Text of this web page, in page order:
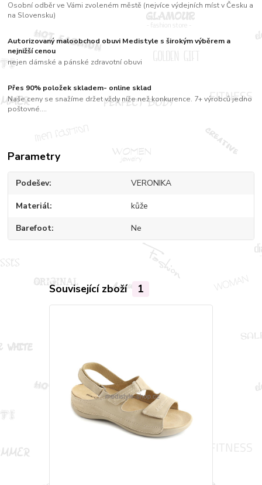
Osobní odběr ve Vámi zvoleném městě (nejvíce výdejních míst v Česku a
na Slovensku)
Autorizovaný maloobchod obuvi Medistyle s širokým výběrem a
nejnižší cenou
nejen dámské a pánské zdravotní obuvi
Přes 90% položek skladem- online sklad
Naše ceny se snažíme držet vždy níže než konkurence. 7+ výrobců jedno
poštovné....
Parametry
Podešev VERONIKA
Materiál kůže
Barefoot Ne
Související zboží 1